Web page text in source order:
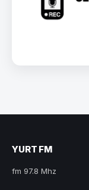
YURT FM
fm 97.8 Mhz